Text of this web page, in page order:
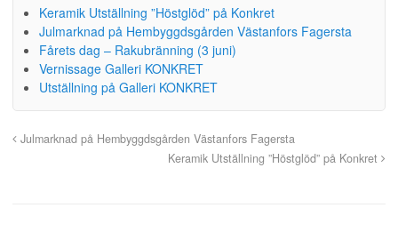
Keramik Utställning ”Höstglöd” på Konkret
Julmarknad på Hembyggdsgården Västanfors Fagersta
Fårets dag – Rakubränning (3 juni)
Vernissage Galleri KONKRET
Utställning på Galleri KONKRET
Julmarknad på Hembyggdsgården Västanfors Fagersta
Keramik Utställning ”Höstglöd” på Konkret